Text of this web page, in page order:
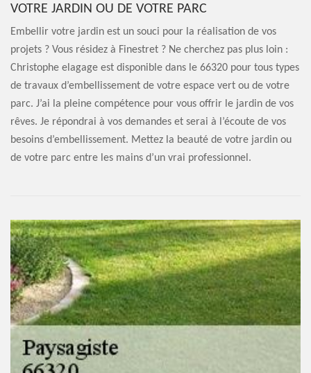
VOTRE JARDIN OU DE VOTRE PARC
Embellir votre jardin est un souci pour la réalisation de vos
projets ? Vous résidez à Finestret ? Ne cherchez pas plus loin :
Christophe elagage est disponible dans le 66320 pour tous types
de travaux d’embellissement de votre espace vert ou de votre
parc. J’ai la pleine compétence pour vous offrir le jardin de vos
rêves. Je répondrai à vos demandes et serai à l’écoute de vos
besoins d’embellissement. Mettez la beauté de votre jardin ou
de votre parc entre les mains d’un vrai professionnel.